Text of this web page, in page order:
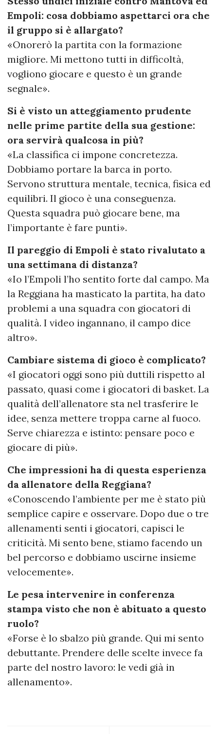
Empoli: cosa dobbiamo aspettarci ora che
il gruppo si è allargato?
«Onorerò la partita con la formazione
migliore. Mi mettono tutti in difficoltà,
vogliono giocare e questo è un grande
segnale».
Si è visto un atteggiamento prudente
nelle prime partite della sua gestione:
ora servirà qualcosa in più?
«La classifica ci impone concretezza.
Dobbiamo portare la barca in porto.
Servono struttura mentale, tecnica, fisica ed
equilibri. Il gioco è una conseguenza.
Questa squadra può giocare bene, ma
l’importante è fare punti».
Il pareggio di Empoli è stato rivalutato a
una settimana di distanza?
«Io l’Empoli l’ho sentito forte dal campo. Ma
la Reggiana ha masticato la partita, ha dato
problemi a una squadra con giocatori di
qualità. I video ingannano, il campo dice
altro».
Cambiare sistema di gioco è complicato?
«I giocatori oggi sono più duttili rispetto al
passato, quasi come i giocatori di basket. La
qualità dell’allenatore sta nel trasferire le
idee, senza mettere troppa carne al fuoco.
Serve chiarezza e istinto: pensare poco e
giocare di più».
Che impressioni ha di questa esperienza
da allenatore della Reggiana?
«Conoscendo l’ambiente per me è stato più
semplice capire e osservare. Dopo due o tre
allenamenti senti i giocatori, capisci le
criticità. Mi sento bene, stiamo facendo un
bel percorso e dobbiamo uscirne insieme
velocemente».
Le pesa intervenire in conferenza
stampa visto che non è abituato a questo
ruolo?
«Forse è lo sbalzo più grande. Qui mi sento
debuttante. Prendere delle scelte invece fa
parte del nostro lavoro: le vedi già in
allenamento».